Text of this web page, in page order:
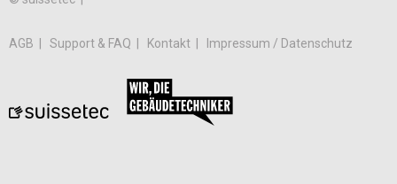
AGB Support & FAQ Kontakt Impressum / Datenschutz